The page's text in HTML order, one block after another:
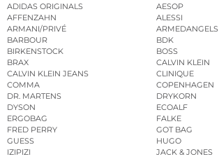
ADIDAS ORIGINALS
AESOP
AFFENZAHN
ALESSI
ARMANI/PRIVÉ
ARMEDANGELS
BARBOUR
BDK
BIRKENSTOCK
BOSS
BRAX
CALVIN KLEIN
CALVIN KLEIN JEANS
CLINIQUE
COMMA
COPENHAGEN
DR. MARTENS
DRYKORN
DYSON
ECOALF
ERGOBAG
FALKE
FRED PERRY
GOT BAG
GUESS
HUGO
IZIPIZI
JACK & JONES